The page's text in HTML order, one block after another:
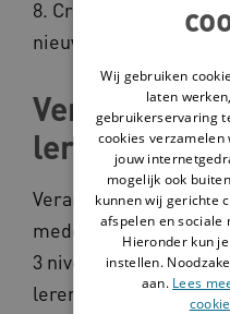
8. Creëer een nieuwe
nieuwe werkwijzen.
Veranderen
leren te
Veranderen betekent
medewerker, als
3 niveaus van leren
leren, dubbelslag
Wij gebruiken
laten
gebruikerservaring
cookies
jouw
mogelijk ook
kunnen wij gerichte
afspelen en sociale
Hieronder kun
instellen.
aan. Lees